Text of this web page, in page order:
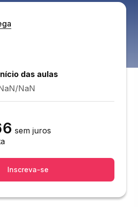
das aulas
NaN
sem juros
Inscreva-se